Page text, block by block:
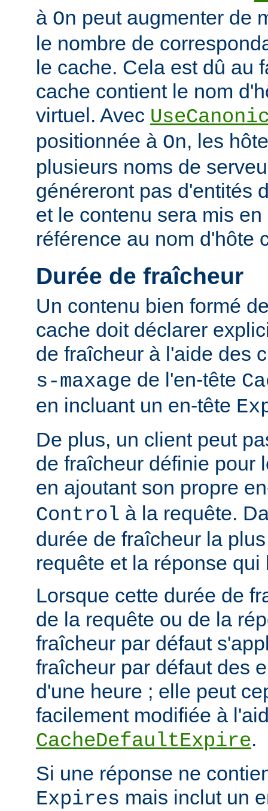
à On peut augmenter de
le nombre de
le cache. Cela est dû au
cache contient le nom
virtuel. Avec
positionnée à On, les
plusieurs noms de
généreront pas d'entités
et le contenu sera mis
référence au nom d'hôte
Durée de fraîcheur
Un contenu bien formé
cache doit déclarer
de fraîcheur à l'aide des
s-maxage de l'en-tête
en incluant un en-tête
De plus, un client peut
de fraîcheur définie pour
en ajoutant son propre
Control à la requête.
durée de fraîcheur la
requête et la réponse qui
Lorsque cette durée de
de la requête ou de la
fraîcheur par défaut
fraîcheur par défaut des
d'une heure ; elle peut
facilement modifiée à
CacheDefaultExpire.
Si une réponse ne
Expires mais inclut un